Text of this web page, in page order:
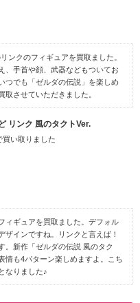
ンクのフィギュアを買取ました。
、手首や顔、武器などもついてお
つでも「ゼルダの伝説」を楽しめ
させていただきました。
リンク 風のタクトVer.
買い取りました
ィギュアを買取ました。デフォル
ザインですね。リンクと言えば！
。新作「ゼルダの伝説 風のタク
情も4パターン楽しめますよ。こち
なりました♪